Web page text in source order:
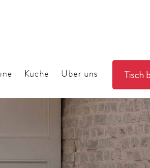
Küche Über uns